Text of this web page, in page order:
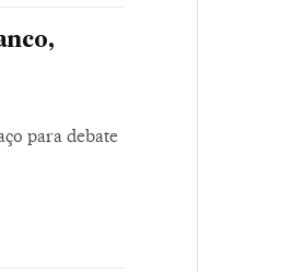
para debate